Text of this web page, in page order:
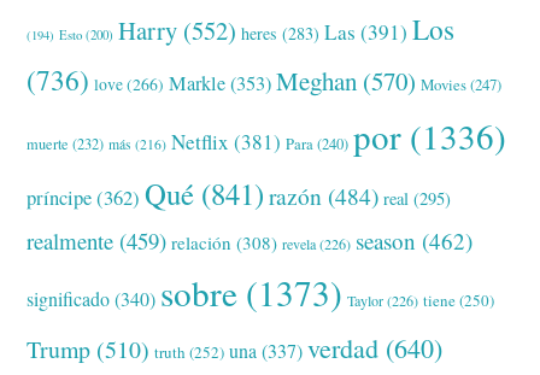
(194) Esto (200) Harry (552) heres (283) Las (391) Los
(736) love(266) Markle(353) Meghan (570) Movies(247)
muerte (232) más (216) Netflix (381) Para(240) por (1336)
príncipe(362) Qué (841) razón (484) real (295)
realmente (459) relación (308) revela(226) season (462)
significado(340) sobre (1373) Taylor(226) tiene(250)
Trump (510) truth (252) una(337) verdad (640)